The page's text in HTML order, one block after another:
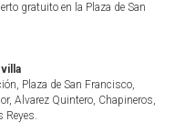
gratuito en la Plaza de San
Plaza de San Francisco,
Alvarez Quintero, Chapineros,
Reyes.